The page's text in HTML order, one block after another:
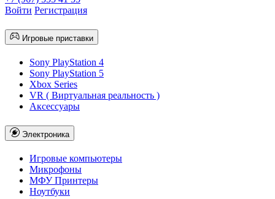
Войти Регистрация
Игровые приставки
Sony PlayStation 4
Sony PlayStation 5
Xbox Series
VR ( Виртуальная реальность )
Аксессуары
Электроника
Игровые компьютеры
Микрофоны
МФУ Принтеры
Ноутбуки